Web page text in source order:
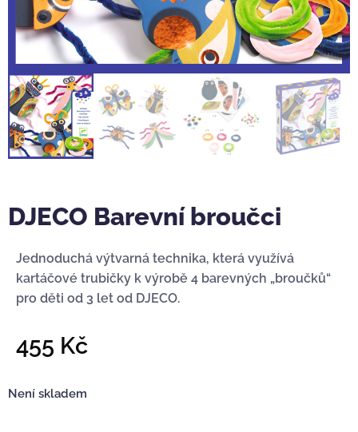
DJECO Barevní broučci
Jednoduchá výtvarná technika, která využívá
kartáčové trubičky k výrobě 4 barevných „broučků“
pro děti od 3 let od DJECO.
455 Kč
Není skladem